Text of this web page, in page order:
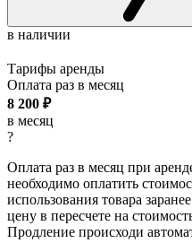
в наличии
Тарифы аренды
Оплата раз в месяц
8 200 ₽
в месяц
?
Оплата раз в месяц при
необходимо оплатить
использования товара
цену в пересчете на
Продление происходи